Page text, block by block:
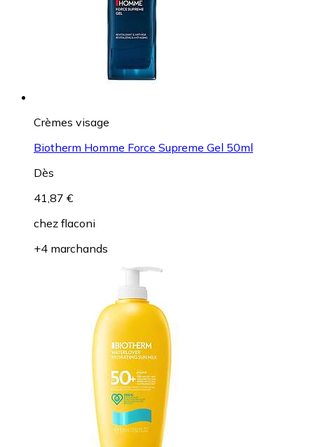
Crèmes visage
Biotherm Homme Force Supreme Gel 50ml
Dès
41,87 €
chez flaconi
+4 marchands